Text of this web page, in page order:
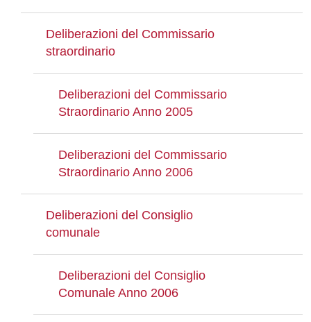
Deliberazioni del Commissario
straordinario
Deliberazioni del Commissario
Straordinario Anno 2005
Deliberazioni del Commissario
Straordinario Anno 2006
Deliberazioni del Consiglio
comunale
Deliberazioni del Consiglio
Comunale Anno 2006